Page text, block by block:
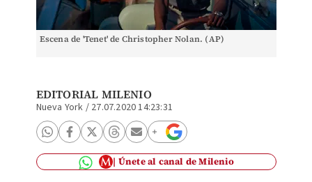
Escena de 'Tenet' de Christopher Nolan. (AP)
EDITORIAL MILENIO
Nueva York / 27.07.2020 14:23:31
Únete al canal de Milenio